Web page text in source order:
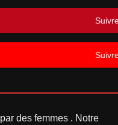
des femmes . Notre